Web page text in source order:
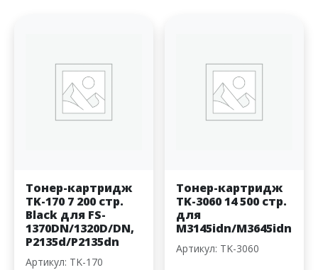
Тонер-картридж
TK-170 7 200 стр.
Black для FS-
1370DN/1320D/DN,
P2135d/P2135dn
Артикул: TK-170
Тонер-картридж
TK-3060 14 500 стр.
для
M3145idn/M3645idn
Артикул: TK-3060